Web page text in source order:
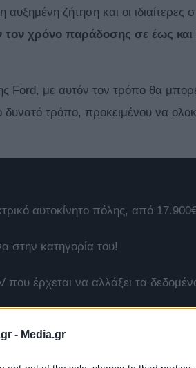
- Media.gr
ζήτηση και οι ιδιαίτερες
τον χρόνο παράδοσης σε έως και
με αυτόν τον τρόπο θα
τρόπο, προκειμένου να
αυτοκίνητο πόλης, από
στην κατηγορία του!
έρχεται να αλλάξει τα
E-Tech